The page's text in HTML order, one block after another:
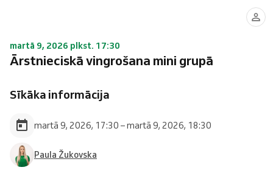
martā 9, 2026 plkst. 17:30
Ārstnieciskā vingrošana mini grupā
Sīkāka informācija
martā 9, 2026, 17:30 – martā 9, 2026, 18:30
Paula Žukovska